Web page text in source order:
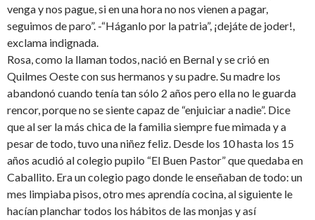
venga y nos pague, si en una hora no nos vienen a pagar,
seguimos de paro”. -“Háganlo por la patria”, ¡dejáte de joder!,
exclama indignada.
Rosa, como la llaman todos, nació en Bernal y se crió en
Quilmes Oeste con sus hermanos y su padre. Su madre los
abandonó cuando tenía tan sólo 2 años pero ella no le guarda
rencor, porque no se siente capaz de “enjuiciar a nadie”. Dice
que al ser la más chica de la familia siempre fue mimada y a
pesar de todo, tuvo una niñez feliz. Desde los 10 hasta los 15
años acudió al colegio pupilo “El Buen Pastor” que quedaba en
Caballito. Era un colegio pago donde le enseñaban de todo: un
mes limpiaba pisos, otro mes aprendía cocina, al siguiente le
hacían planchar todos los hábitos de las monjas y así